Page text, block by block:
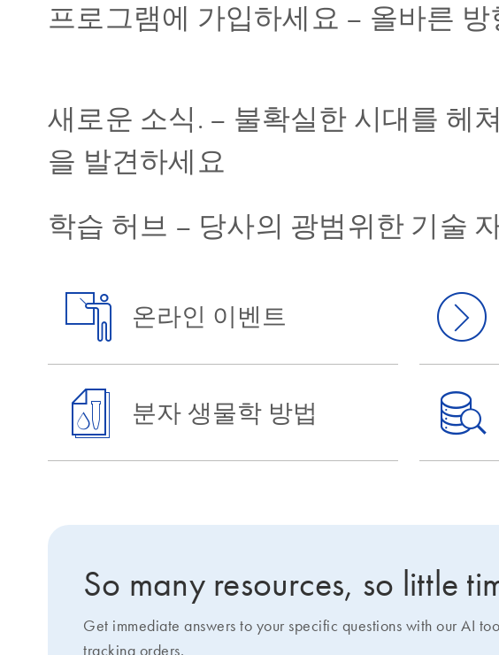
프로그램에 가입하세요 – 올바른 방
새로운 소식. – 불확실한 시대를 헤
을 발견하세요
학습 허브 – 당사의 광범위한 기술
온라인 이벤트
분자 생물학 방법
So many resources, so little
Get immediate answers to your specific questions with our AI
tracking orders.